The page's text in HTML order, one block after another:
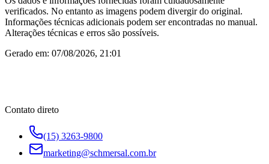
verificados. No entanto as imagens podem divergir do original.
Informações técnicas adicionais podem ser encontradas no manual.
Alterações técnicas e erros são possíveis.
Gerado em: 07/08/2026, 21:01
Contato direto
(15) 3263-9800
marketing@schmersal.com.br